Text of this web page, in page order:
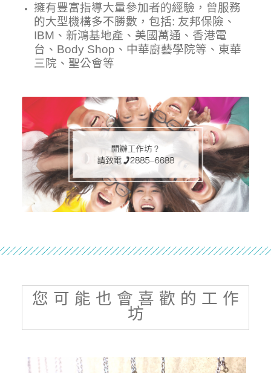
擁有豐富指導大量參加者的經驗，曾服務
的大型機構多不勝數，包括: 友邦保險、
IBM、新鴻基地產、美國萬通、香港電
台、Body Shop、中華廚藝學院等、東華
三院、聖公會等
您 可 能 也 會 喜 歡 的 工 作
坊